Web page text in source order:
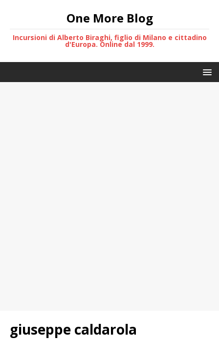
One More Blog
Incursioni di Alberto Biraghi, figlio di Milano e cittadino
d'Europa. Online dal 1999.
giuseppe caldarola